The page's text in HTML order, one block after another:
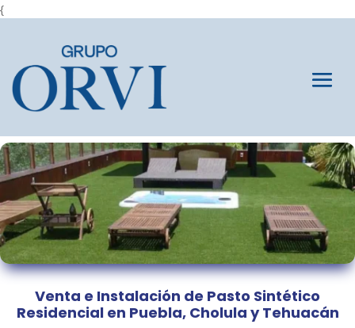
{
Venta e Instalación de Pasto Sintético
Residencial en Puebla, Cholula y Tehuacán